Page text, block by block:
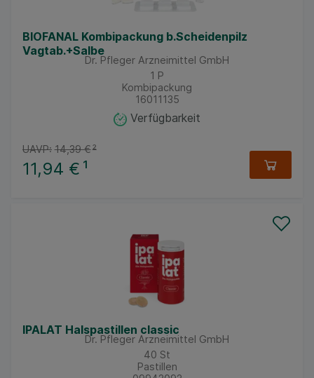
BIOFANAL Kombipackung b.Scheidenpilz
Vagtab.+Salbe
Dr. Pfleger Arzneimittel GmbH
1 P
Kombipackung
16011135
Verfügbarkeit
11,94 € ¹
UAVP: 14,39 €²
IPALAT Halspastillen classic
Dr. Pfleger Arzneimittel GmbH
40 St
Pastillen